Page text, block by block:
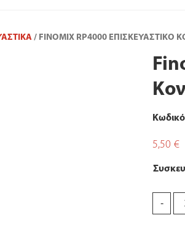
/ FINOMIX RP4000 ΕΠΙΣΚΕΥΑΣΤΙΚΌ
5,50 €
-